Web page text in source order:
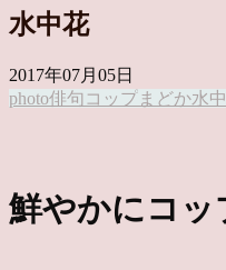
水中花
2017年07月05日
photo俳句 コップまどか水
鮮やかにコッ